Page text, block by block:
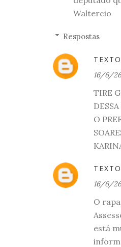
Waltercio
Respostas
TEXTO
16/6/
TIRE
O
TEXTO
16/6/26
O
está